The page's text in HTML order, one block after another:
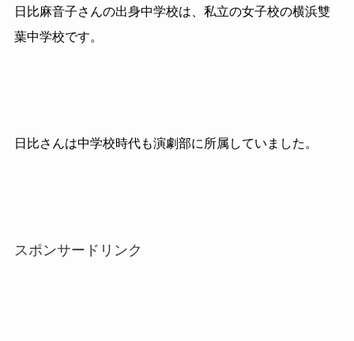
日比麻音子さんの出身中学校は、私立の女子校の横浜雙
葉中学校です。
日比さんは中学校時代も演劇部に所属していました。
スポンサードリンク